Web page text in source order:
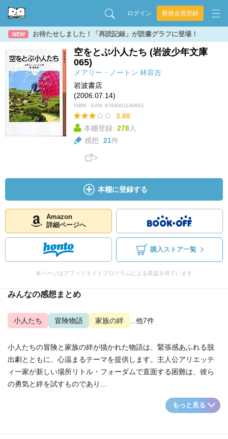
ログイン 新規会員登録
NEW お待たせしました！「再読記録」が読書グラフに登場！
空をとぶ小人たち (岩波少年文庫
065)
メアリー・ノートン 林容吉
岩波書店
(2006.07.14)
ISBN・EAN: 9784001140651
3.88
本棚登録: 278人
感想: 21件
本棚に登録する
Amazon
詳細ページへ
購入ストア一覧
本ページはアフィリエイトプログラムによる収益を得ています
みんなの感想まとめ
小人たち 冒険物語 家族の絆 ...他7件
小人たちの冒険と家族の絆が描かれた物語は、緊張感あふれる脱
出劇とともに、心温まるテーマを提供します。主人公アリエッテ
ィ一家が新しい場所リトル・フォーダムで直面する困難は、彼ら
の勇気と絆を試すものであり...
もっと見る